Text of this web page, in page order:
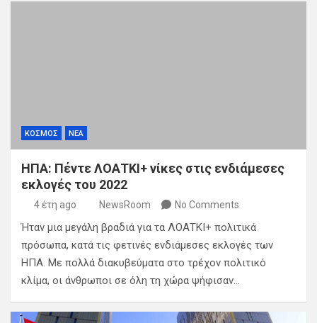
ΚΟΣΜΟΣ ΝΕΑ
ΗΠΑ: Πέντε ΛΟΑΤΚΙ+ νίκες στις ενδιάμεσες
εκλογές του 2022
4 έτη ago NewsRoom No Comments
Ήταν μια μεγάλη βραδιά για τα ΛΟΑΤΚΙ+ πολιτικά
πρόσωπα, κατά τις φετινές ενδιάμεσες εκλογές των
ΗΠΑ. Με πολλά διακυβεύματα στο τρέχον πολιτικό
κλίμα, οι άνθρωποι σε όλη τη χώρα ψήφισαν…